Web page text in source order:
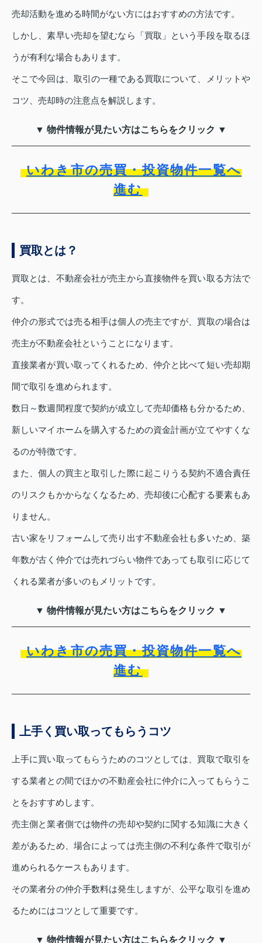
売却活動を進める時間がない方にはおすすめの方法です。
しかし、素早い売却を望むなら「買取」という手段を取るほ
うが有利な場合もあります。
そこで今回は、取引の一種である買取について、メリットや
コツ、売却時の注意点を解説します。
▼ 物件情報が見たい方はこちらをクリック ▼
いわき市の売買・投資物件一覧へ
進む
買取とは？
買取とは、不動産会社が売主から直接物件を買い取る方法で
す。
仲介の形式では売る相手は個人の売主ですが、買取の場合は
売主が不動産会社ということになります。
直接業者が買い取ってくれるため、仲介と比べて短い売却期
間で取引を進められます。
数日～数週間程度で契約が成立して売却価格も分かるため、
新しいマイホームを購入するための資金計画が立てやすくな
るのが特徴です。
また、個人の買主と取引した際に起こりうる契約不適合責任
のリスクもかからなくなるため、売却後に心配する要素もあ
りません。
古い家をリフォームして売り出す不動産会社も多いため、築
年数が古く仲介では売れづらい物件であっても取引に応じて
くれる業者が多いのもメリットです。
▼ 物件情報が見たい方はこちらをクリック ▼
いわき市の売買・投資物件一覧へ
進む
上手く買い取ってもらうコツ
上手に買い取ってもらうためのコツとしては、買取で取引を
する業者との間でほかの不動産会社に仲介に入ってもらうこ
とをおすすめします。
売主側と業者側では物件の売却や契約に関する知識に大きく
差があるため、場合によっては売主側の不利な条件で取引が
進められるケースもあります。
その業者分の仲介手数料は発生しますが、公平な取引を進め
るためにはコツとして重要です。
▼ 物件情報が見たい方はこちらをクリック ▼